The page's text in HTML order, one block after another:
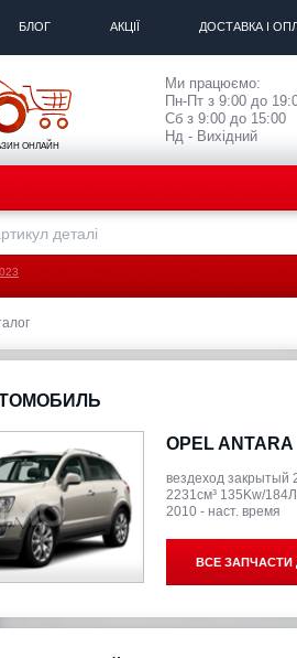
БЛОГ АКЦІЇ ДОСТАВКА І
ОНЛАЙН
Ми працюємо:
Пн-Пт з 9:00 до
Сб з 9:00 до 15:00
Нд - Вихідний
OPEL ANTARA
вездеход закрытый
2231см³ 135Kw/
2010 - наст. время
ВСЕ ЗАПЧАСТИ